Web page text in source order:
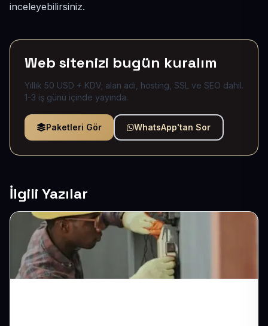
inceleyebilirsiniz.
Web sitenizi bugün kuralım
Yıllık 50 USD + KDV; alan adı, hosting, SSL ve SEO dahil.
1-3 iş günü içinde yayında.
Paketleri Gör WhatsApp'tan Sor
İlgili Yazılar